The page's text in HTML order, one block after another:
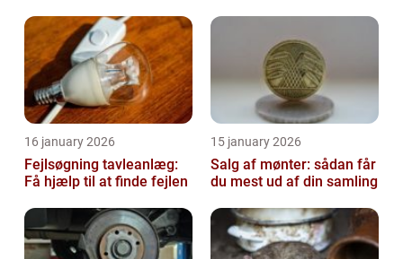
16 january 2026
Fejlsøgning tavleanlæg:
Få hjælp til at finde fejlen
15 january 2026
Salg af mønter: sådan får
du mest ud af din samling